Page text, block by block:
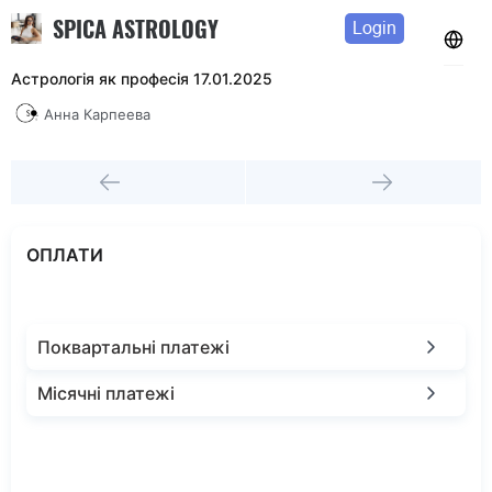
SPICA ASTROLOGY Login
Астрологія як професія 17.01.2025
Анна Карпеева
ОПЛАТИ
Поквартальні платежі
Місячні платежі